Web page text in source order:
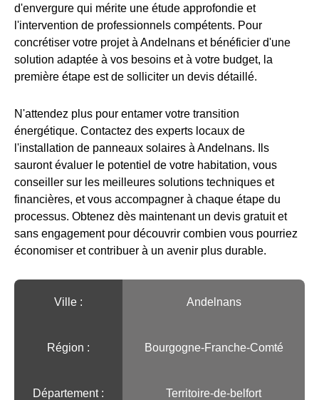
d'envergure qui mérite une étude approfondie et
l'intervention de professionnels compétents. Pour
concrétiser votre projet à Andelnans et bénéficier d'une
solution adaptée à vos besoins et à votre budget, la
première étape est de solliciter un devis détaillé.
N'attendez plus pour entamer votre transition
énergétique. Contactez des experts locaux de
l'installation de panneaux solaires à Andelnans. Ils
sauront évaluer le potentiel de votre habitation, vous
conseiller sur les meilleures solutions techniques et
financières, et vous accompagner à chaque étape du
processus. Obtenez dès maintenant un devis gratuit et
sans engagement pour découvrir combien vous pourriez
économiser et contribuer à un avenir plus durable.
Ville :️ Andelnans
Région :️ Bourgogne-Franche-Comté
Département : Territoire-de-belfort